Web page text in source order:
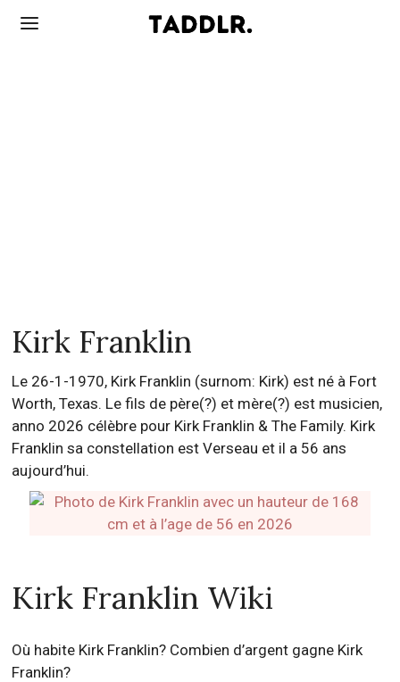
Kirk Franklin
Le 26-1-1970, Kirk Franklin (surnom: Kirk) est né à Fort
Worth, Texas. Le fils de père(?) et mère(?) est musicien,
anno 2026 célèbre pour Kirk Franklin & The Family. Kirk
Franklin sa constellation est Verseau et il a 56 ans
aujourd’hui.
Kirk Franklin Wiki
Où habite Kirk Franklin? Combien d’argent gagne Kirk
Franklin?